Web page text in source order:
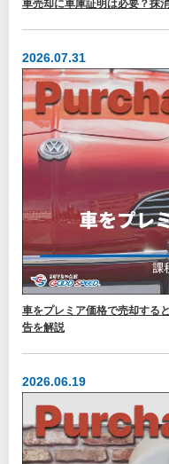
車売却に車庫証明は必要？抹
2026.07.31
車をプレミア価格で売却する
告を解説
2026.06.19